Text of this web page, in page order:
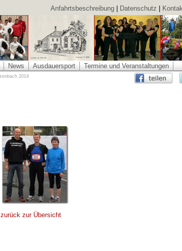
Anfahrtsbeschreibung Datenschutz
News Ausdauersport Termine und Veranstaltungen
2014
zurück zur Übersicht